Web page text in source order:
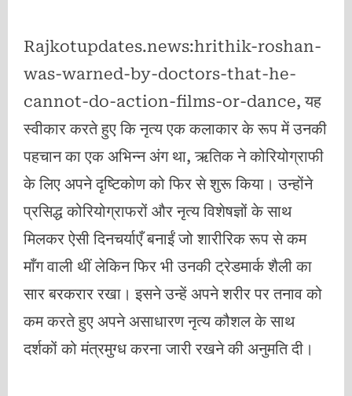
Rajkotupdates.news:hrithik-roshan-
was-warned-by-doctors-that-he-
cannot-do-action-films-or-dance, यह
स्वीकार करते हुए कि नृत्य एक कलाकार के रूप में उनकी
पहचान का एक अभिन्न अंग था, ऋतिक ने कोरियोग्राफी
के लिए अपने दृष्टिकोण को फिर से शुरू किया। उन्होंने
प्रसिद्ध कोरियोग्राफरों और नृत्य विशेषज्ञों के साथ
मिलकर ऐसी दिनचर्याएँ बनाईं जो शारीरिक रूप से कम
माँग वाली थीं लेकिन फिर भी उनकी ट्रेडमार्क शैली का
सार बरकरार रखा। इसने उन्हें अपने शरीर पर तनाव को
कम करते हुए अपने असाधारण नृत्य कौशल के साथ
दर्शकों को मंत्रमुग्ध करना जारी रखने की अनुमति दी।